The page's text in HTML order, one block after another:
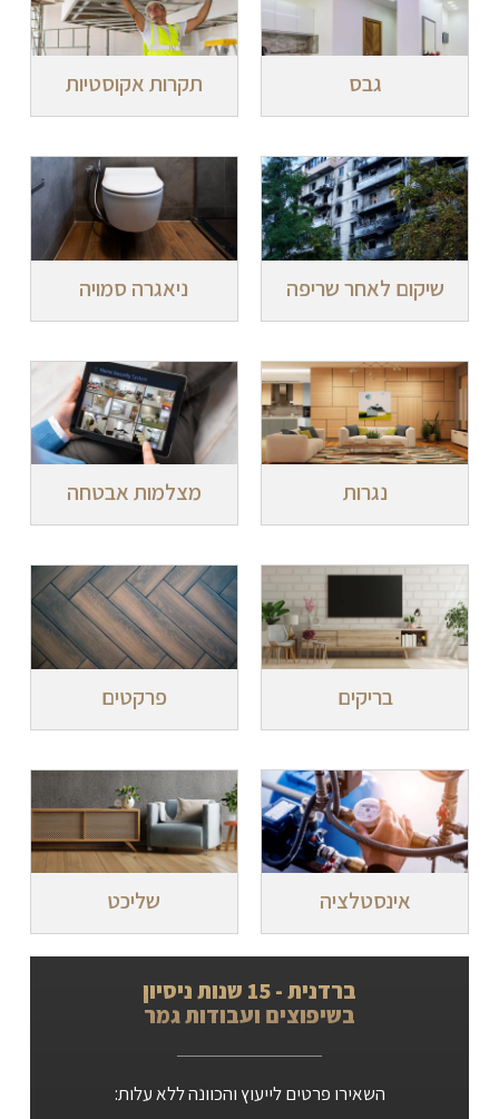
גבס תקרות אקוסטיות
שיקום לאחר שריפה ניאגרה סמויה
נגרות מצלמות אבטחה
בריקים פרקטים
אינסטלציה שליכט
ברדנית - 15 שנות ניסיון
בשיפוצים ועבודות גמר
השאירו פרטים לייעוץ והכוונה ללא עלות: